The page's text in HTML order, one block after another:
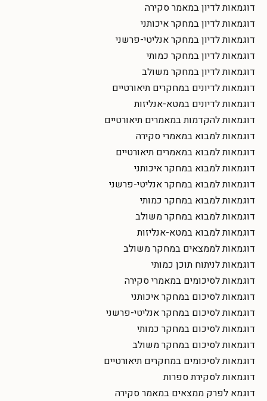
דוגמאות לדיון במאמר סקירה
דוגמאות לדיון במחקר איכותני
דוגמאות לדיון במחקר אנליטי-פרשני
דוגמאות לדיון במחקר כמותי
דוגמאות לדיון במחקר משולב
דוגמאות לדיונים במחקרים תיאורטיים
דוגמאות לדיונים במטא-אנליזות
דוגמאות להקדמות במאמרים תיאורטיים
דוגמאות למבוא במאמרי סקירה
דוגמאות למבוא במאמרים תיאורטיים
דוגמאות למבוא במחקר איכותני
דוגמאות למבוא במחקר אנליטי-פרשני
דוגמאות למבוא במחקר כמותי
דוגמאות למבוא במחקר משולב
דוגמאות למבוא במטא-אנליזות
דוגמאות לממצאים במחקר משולב
דוגמאות לניתוח תוכן כמותי
דוגמאות לסיכומים במאמרי סקירה
דוגמאות לסיכום במחקר איכותני
דוגמאות לסיכום במחקר אנליטי-פרשני
דוגמאות לסיכום במחקר כמותי
דוגמאות לסיכום במחקר משולב
דוגמאות לסיכומים במחקרים תיאורטיים
דוגמאות לסקירת ספרות
דוגמא לפרק ממצאים במאמר סקירה